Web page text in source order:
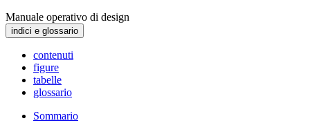
Manuale operativo di design
indici e glossario
contenuti
figure
tabelle
glossario
Sommario